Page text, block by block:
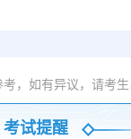
，如有异议，请考生
考试提醒